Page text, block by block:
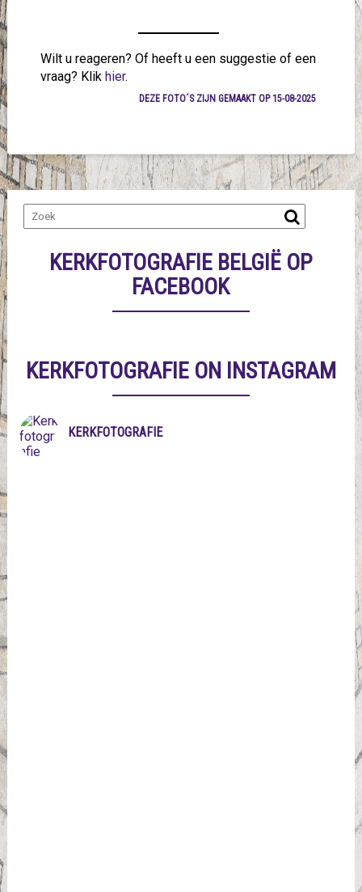
Wilt u reageren? Of heeft u een suggestie of een
vraag? Klik hier.
DEZE FOTO´S ZIJN GEMAAKT OP 15-08-2025
KERKFOTOGRAFIE BELGIË OP
FACEBOOK
KERKFOTOGRAFIE ON INSTAGRAM
KERKFOTOGRAFIE